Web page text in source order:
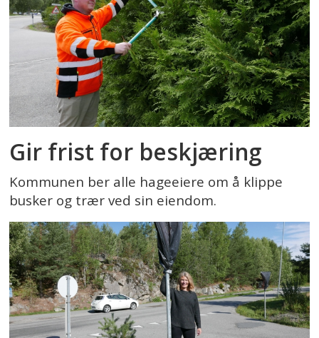
Gir frist for beskjæring
Kommunen ber alle hageeiere om å klippe
busker og trær ved sin eiendom.